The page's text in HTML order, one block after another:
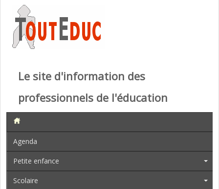
Le site d'information des
professionnels de l'éducation
Agenda
Petite enfance
Scolaire